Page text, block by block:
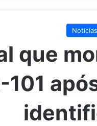
Notícias
que
101